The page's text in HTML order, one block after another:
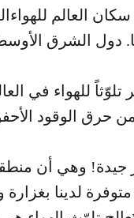
تلوّثاً للهواء في
وهي أن
لدينا